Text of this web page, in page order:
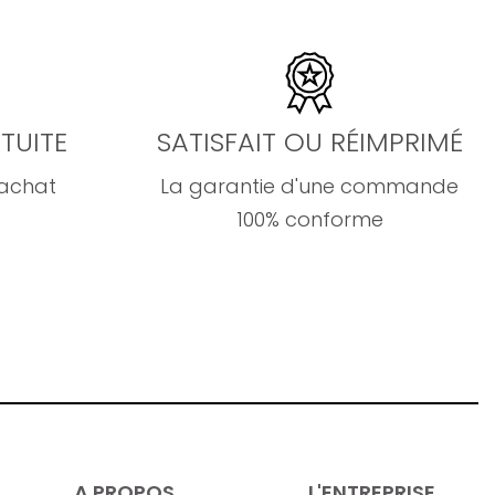
SATISFAIT OU RÉIMPRIMÉ
La garantie d'une commande
100% conforme